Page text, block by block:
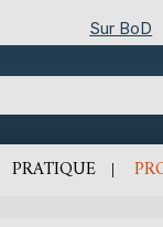
Sur BoD
PRATIQUE